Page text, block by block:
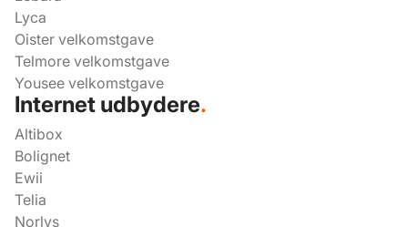
Lyca
Oister velkomstgave
Telmore velkomstgave
Yousee velkomstgave
Internet udbydere.
Altibox
Bolignet
Ewii
Telia
Norlys